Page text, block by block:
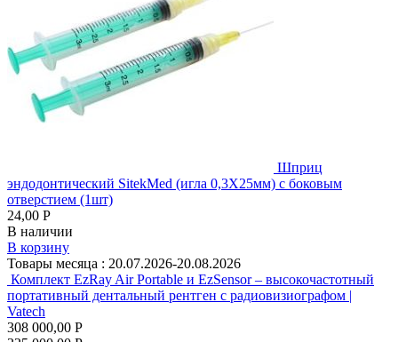
Шприц
эндодонтический SitekMed (игла 0,3Х25мм) с боковым
отверстием (1шт)
24,00 Р
В наличии
В корзину
Товары месяца : 20.07.2026-20.08.2026
Комплект EzRay Air Portable и EzSensor – высокочастотный
портативный дентальный рентген с радиовизиографом |
Vatech
308 000,00 Р